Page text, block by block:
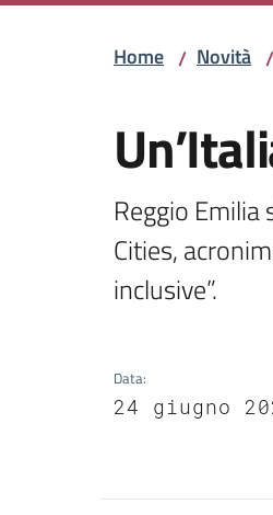
Home / Novità /
Reggio
Cities,
inclusive”.
Data:
24 giugno